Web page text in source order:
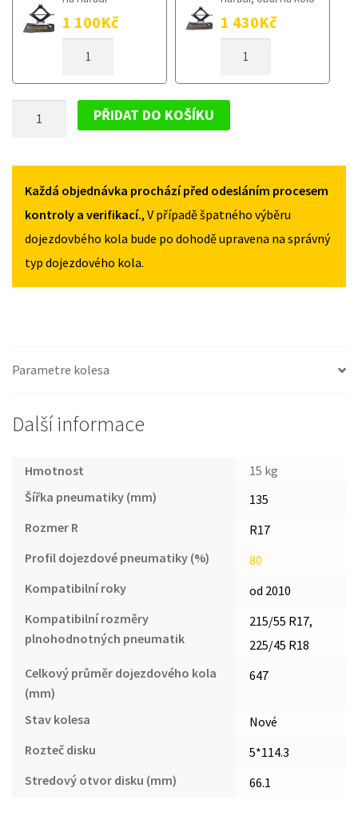
1 100Kč
KOLO
135/80R17
MNOŽSTVÍ
1 430Kč
KOLO
+
135/80R17
MNOŽSTVÍ
JUKE
2010
135/80R17
PŘIDAT DO KOŠÍKU
Každá objednávka prochází před odesláním procesem
kontroly a verifikací., V případě špatného výběru
dojezdovbého kola bude po dohodě upravena na správný
typ dojezdového kola.
Parametre kolesa
Další informace
Hmotnost
15 kg
Šířka pneumatiky (mm)
135
Rozmer R
R17
Profil dojezdové pneumatiky (%)
80
Kompatibilní roky
od 2010
Kompatibilní rozměry
plnohodnotných pneumatik
215/55 R17,
225/45 R18
Celkový průměr dojezdového kola
(mm)
647
Stav kolesa
Nové
Rozteč disku
5*114.3
Stredový otvor disku (mm)
66.1